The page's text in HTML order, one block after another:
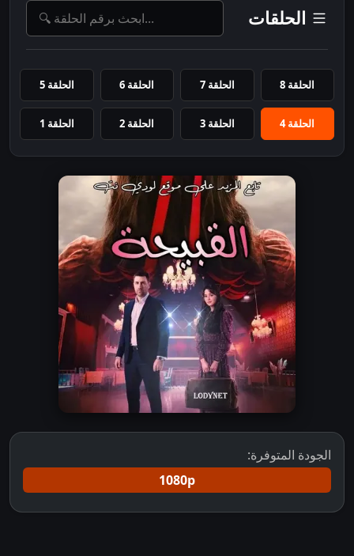
الحلقات
الحلقة 8 الحلقة 7 الحلقة 6 الحلقة 5
الحلقة 4 الحلقة 3 الحلقة 2 الحلقة 1
الجودة المتوفرة:
1080p